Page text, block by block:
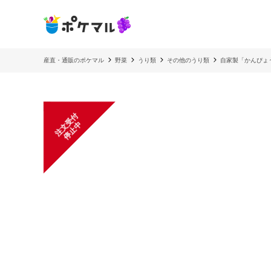
産直・通販のポケマル 野菜 うり類 その他のうり類 自家製「かんぴ
注
文
受
付
停
止
中